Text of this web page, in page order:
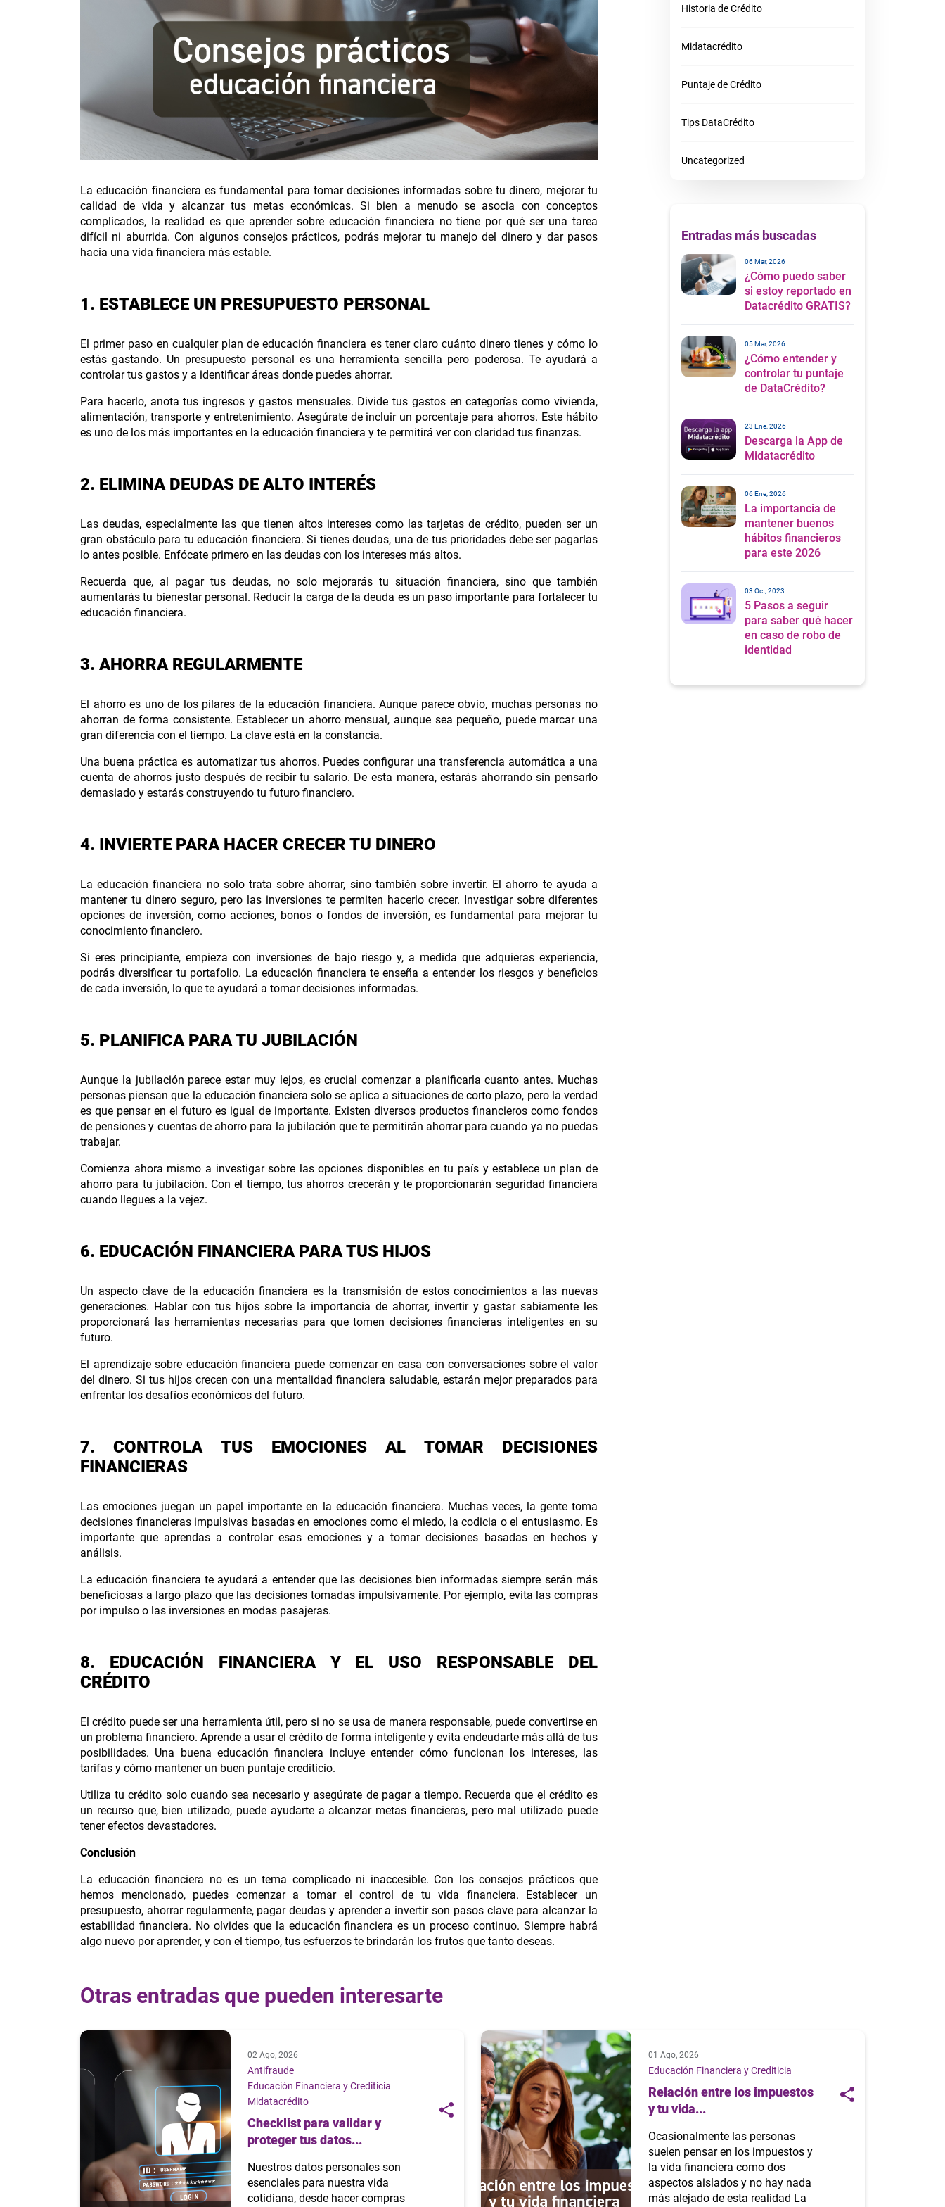
La educación financiera es fundamental para tomar decisiones informadas sobre tu dinero, mejorar tu
calidad de vida y alcanzar tus metas económicas. Si bien a menudo se asocia con conceptos
complicados, la realidad es que aprender sobre educación financiera no tiene por qué ser una tarea
difícil ni aburrida. Con algunos consejos prácticos, podrás mejorar tu manejo del dinero y dar pasos
hacia una vida financiera más estable.
1. ESTABLECE UN PRESUPUESTO PERSONAL
El primer paso en cualquier plan de educación financiera es tener claro cuánto dinero tienes y cómo lo
estás gastando. Un presupuesto personal es una herramienta sencilla pero poderosa. Te ayudará a
controlar tus gastos y a identificar áreas donde puedes ahorrar.
Para hacerlo, anota tus ingresos y gastos mensuales. Divide tus gastos en categorías como vivienda,
alimentación, transporte y entretenimiento. Asegúrate de incluir un porcentaje para ahorros. Este hábito
es uno de los más importantes en la educación financiera y te permitirá ver con claridad tus finanzas.
2. ELIMINA DEUDAS DE ALTO INTERÉS
Las deudas, especialmente las que tienen altos intereses como las tarjetas de crédito, pueden ser un
gran obstáculo para tu educación financiera. Si tienes deudas, una de tus prioridades debe ser pagarlas
lo antes posible. Enfócate primero en las deudas con los intereses más altos.
Recuerda que, al pagar tus deudas, no solo mejorarás tu situación financiera, sino que también
aumentarás tu bienestar personal. Reducir la carga de la deuda es un paso importante para fortalecer tu
educación financiera.
3. AHORRA REGULARMENTE
El ahorro es uno de los pilares de la educación financiera. Aunque parece obvio, muchas personas no
ahorran de forma consistente. Establecer un ahorro mensual, aunque sea pequeño, puede marcar una
gran diferencia con el tiempo. La clave está en la constancia.
Una buena práctica es automatizar tus ahorros. Puedes configurar una transferencia automática a una
cuenta de ahorros justo después de recibir tu salario. De esta manera, estarás ahorrando sin pensarlo
demasiado y estarás construyendo tu futuro financiero.
4. INVIERTE PARA HACER CRECER TU DINERO
La educación financiera no solo trata sobre ahorrar, sino también sobre invertir. El ahorro te ayuda a
mantener tu dinero seguro, pero las inversiones te permiten hacerlo crecer. Investigar sobre diferentes
opciones de inversión, como acciones, bonos o fondos de inversión, es fundamental para mejorar tu
conocimiento financiero.
Si eres principiante, empieza con inversiones de bajo riesgo y, a medida que adquieras experiencia,
podrás diversificar tu portafolio. La educación financiera te enseña a entender los riesgos y beneficios
de cada inversión, lo que te ayudará a tomar decisiones informadas.
5. PLANIFICA PARA TU JUBILACIÓN
Aunque la jubilación parece estar muy lejos, es crucial comenzar a planificarla cuanto antes. Muchas
personas piensan que la educación financiera solo se aplica a situaciones de corto plazo, pero la verdad
es que pensar en el futuro es igual de importante. Existen diversos productos financieros como fondos
de pensiones y cuentas de ahorro para la jubilación que te permitirán ahorrar para cuando ya no puedas
trabajar.
Comienza ahora mismo a investigar sobre las opciones disponibles en tu país y establece un plan de
ahorro para tu jubilación. Con el tiempo, tus ahorros crecerán y te proporcionarán seguridad financiera
cuando llegues a la vejez.
6. EDUCACIÓN FINANCIERA PARA TUS HIJOS
Un aspecto clave de la educación financiera es la transmisión de estos conocimientos a las nuevas
generaciones. Hablar con tus hijos sobre la importancia de ahorrar, invertir y gastar sabiamente les
proporcionará las herramientas necesarias para que tomen decisiones financieras inteligentes en su
futuro.
El aprendizaje sobre educación financiera puede comenzar en casa con conversaciones sobre el valor
del dinero. Si tus hijos crecen con una mentalidad financiera saludable, estarán mejor preparados para
enfrentar los desafíos económicos del futuro.
7. CONTROLA TUS EMOCIONES AL TOMAR DECISIONES
FINANCIERAS
Las emociones juegan un papel importante en la educación financiera. Muchas veces, la gente toma
decisiones financieras impulsivas basadas en emociones como el miedo, la codicia o el entusiasmo. Es
importante que aprendas a controlar esas emociones y a tomar decisiones basadas en hechos y
análisis.
La educación financiera te ayudará a entender que las decisiones bien informadas siempre serán más
beneficiosas a largo plazo que las decisiones tomadas impulsivamente. Por ejemplo, evita las compras
por impulso o las inversiones en modas pasajeras.
8. EDUCACIÓN FINANCIERA Y EL USO RESPONSABLE DEL
CRÉDITO
El crédito puede ser una herramienta útil, pero si no se usa de manera responsable, puede convertirse en
un problema financiero. Aprende a usar el crédito de forma inteligente y evita endeudarte más allá de tus
posibilidades. Una buena educación financiera incluye entender cómo funcionan los intereses, las
tarifas y cómo mantener un buen puntaje crediticio.
Utiliza tu crédito solo cuando sea necesario y asegúrate de pagar a tiempo. Recuerda que el crédito es
un recurso que, bien utilizado, puede ayudarte a alcanzar metas financieras, pero mal utilizado puede
tener efectos devastadores.
Conclusión
La educación financiera no es un tema complicado ni inaccesible. Con los consejos prácticos que
hemos mencionado, puedes comenzar a tomar el control de tu vida financiera. Establecer un
presupuesto, ahorrar regularmente, pagar deudas y aprender a invertir son pasos clave para alcanzar la
estabilidad financiera. No olvides que la educación financiera es un proceso continuo. Siempre habrá
algo nuevo por aprender, y con el tiempo, tus esfuerzos te brindarán los frutos que tanto deseas.
Historia de Crédito
Midatacrédito
Puntaje de Crédito
Tips DataCrédito
Uncategorized
Entradas más buscadas
06 Mar, 2026
¿Cómo puedo saber
si estoy reportado en
Datacrédito GRATIS?
05 Mar, 2026
¿Cómo entender y
controlar tu puntaje
de DataCrédito?
23 Ene, 2026
Descarga la App de
Midatacrédito
06 Ene, 2026
La importancia de
mantener buenos
hábitos financieros
para este 2026
03 Oct, 2023
5 Pasos a seguir
para saber qué hacer
en caso de robo de
identidad
Otras entradas que pueden interesarte
02 Ago, 2026
Antifraude
Educación Financiera y Crediticia
Midatacrédito
Checklist para validar y
proteger tus datos...
Nuestros datos personales son
esenciales para nuestra vida
cotidiana, desde hacer compras
01 Ago, 2026
Educación Financiera y Crediticia
Relación entre los impuestos
y tu vida...
Ocasionalmente las personas
suelen pensar en los impuestos y
la vida financiera como dos
aspectos aislados y no hay nada
más alejado de esta realidad La